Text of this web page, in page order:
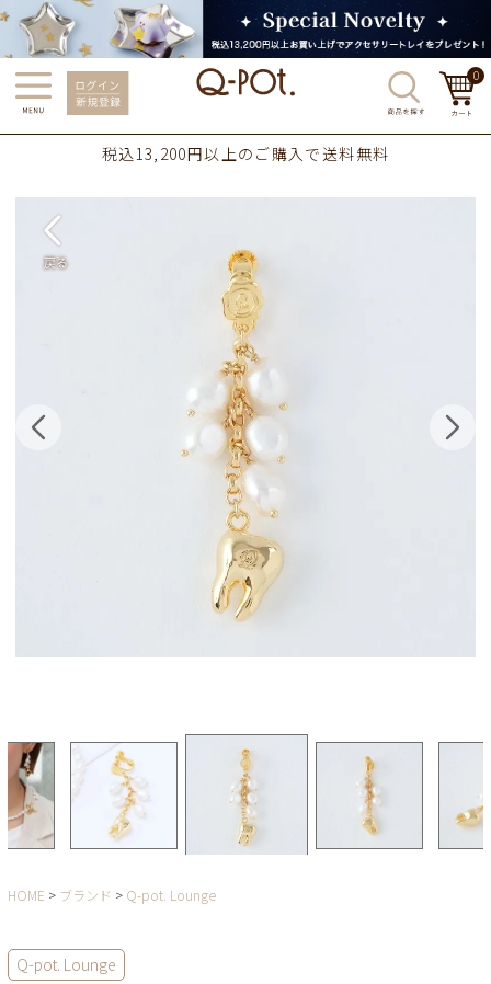
0
税込13,200円以上のご購入で送料無料
HOME ブランド Q-pot. Lounge
Q-pot. Lounge